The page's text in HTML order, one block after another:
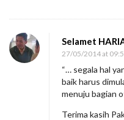
Selamet
27/05/2014 at
“… segala hal
baik harus
menuju bagian
Terima kasih